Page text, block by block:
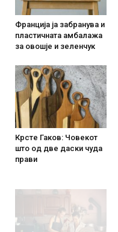
Франција ја забранува и
пластичната амбалажа
за овошје и зеленчук
Крсте Гаков: Човекот
што од две даски чуда
прави